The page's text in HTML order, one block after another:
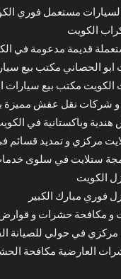
مستعمل فوري
الكويت
قديمة مدعومة في
ابو الحصاني مكتب بيع
الكويت مكتب بيع سيارات
شركات نقل عفش مميزة
وباكستانية في
مركزي و تمديد قسائم
ستلايت في سلوى
الكويت
فوري مبارك الكبير
مكافحة حشرات و قوارض
في حولي للصيانة
العارضية مكافحة